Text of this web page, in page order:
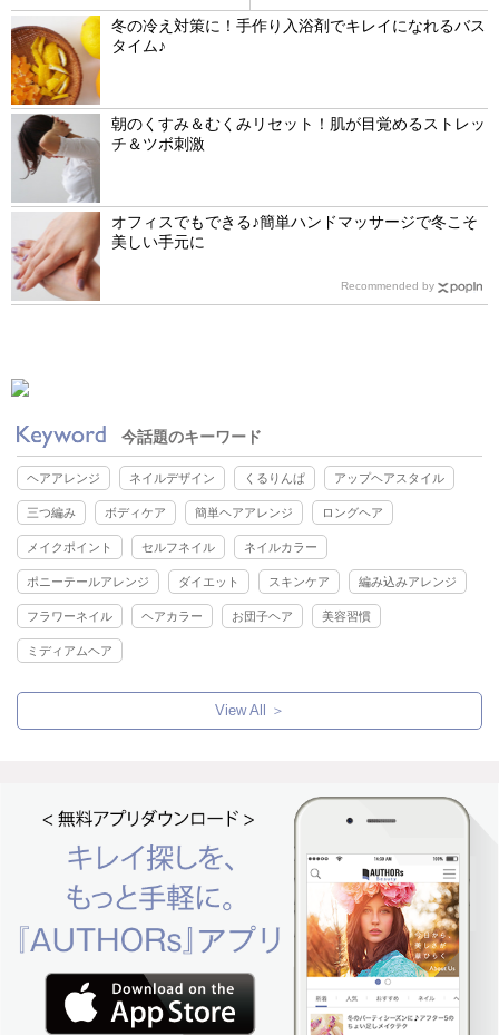
冬の冷え対策に！手作り入浴剤でキレイになれるバス
タイム♪
朝のくすみ＆むくみリセット！肌が目覚めるストレッ
チ＆ツボ刺激
オフィスでもできる♪簡単ハンドマッサージで冬こそ
美しい手元に
Recommended by
今話題のキーワード
ヘアアレンジ ネイルデザイン くるりんぱ アップヘアスタイル
三つ編み ボディケア 簡単ヘアアレンジ ロングヘア
メイクポイント セルフネイル ネイルカラー
ポニーテールアレンジ ダイエット スキンケア 編み込みアレンジ
フラワーネイル ヘアカラー お団子ヘア 美容習慣
ミディアムヘア
View All ＞